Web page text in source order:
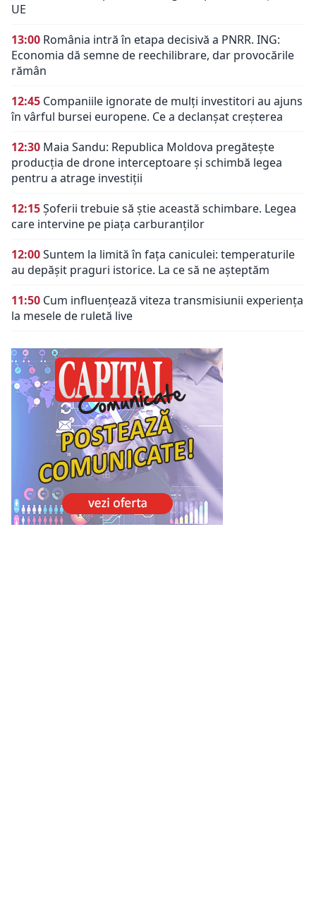
UE
13:00 România intră în etapa decisivă a PNRR. ING:
Economia dă semne de reechilibrare, dar provocările
rămân
12:45 Companiile ignorate de mulți investitori au ajuns
în vârful bursei europene. Ce a declanșat creșterea
12:30 Maia Sandu: Republica Moldova pregătește
producția de drone interceptoare și schimbă legea
pentru a atrage investiții
12:15Șoferii trebuie să știe această schimbare. Legea
care intervine pe piața carburanților
12:00Suntem la limită în fața caniculei: temperaturile
au depășit praguri istorice. La ce să ne așteptăm
11:50 Cum influențează viteza transmisiunii experiența
la mesele de ruletă live